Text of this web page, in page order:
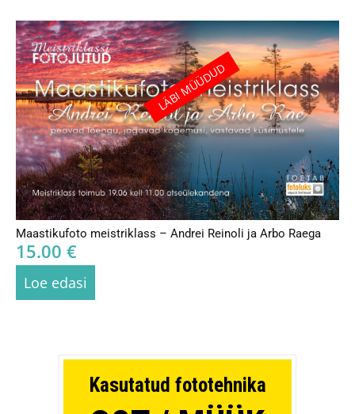
Maastikufoto meistriklass – Andrei Reinoli ja Arbo Raega
15.00 €
Loe edasi
LÄBI MÜÜDUD